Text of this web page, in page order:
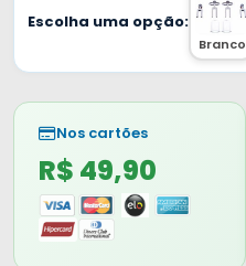
Escolha uma opção:
Branco
Nos cartões
R$ 49,90